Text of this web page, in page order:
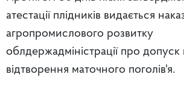
атестації плідників видається
агропромислового розвитку
облдержадміністрації про допуск
відтворення маточного поголів'я.